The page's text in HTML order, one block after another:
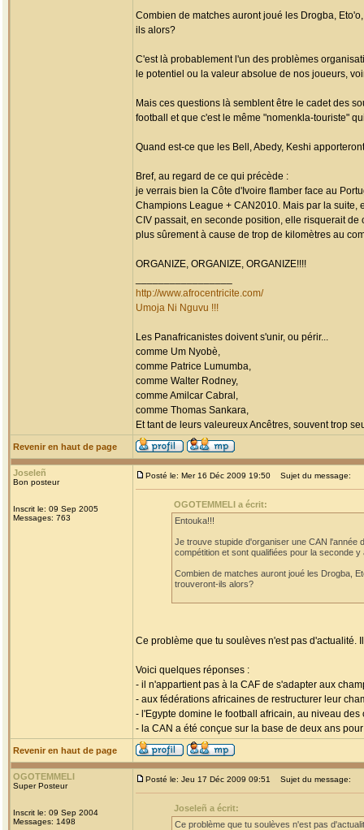
Combien de matches auront joué les Drogba,
ils alors?
C'est là probablement l'un des problèmes
le potentiel ou la valeur absolue de nos joueurs,
Mais ces questions là semblent être le cadet des
football et que c'est le même "nomenkla-touriste"
Quand est-ce que les Bell, Abedy, Keshi
Bref, au regard de ce qui précède :
je verrais bien la Côte d'Ivoire flamber face au
Champions League + CAN2010. Mais par la suite,
CIV passait, en seconde position, elle risquerait
plus sûrement à cause de trop de kilomètres au
ORGANIZE, ORGANIZE, ORGANIZE!!!!
http://www.afrocentricite.com/
Umoja Ni Nguvu !!!
Les Panafricanistes doivent s'unir, ou périr...
comme Um Nyobè,
comme Patrice Lumumba,
comme Walter Rodney,
comme Amilcar Cabral,
comme Thomas Sankara,
Et tant de leurs valeureux Ancêtres, souvent trop
Revenir en haut de page
Joseleñ
Bon posteur
Inscrit le: 09 Sep 2005
Messages: 763
Posté le: Mer 16 Déc 2009 19:50 Sujet du message:
OGOTEMMELI a écrit:
Entouka!!!
Je trouve stupide d'organiser une CAN l'année
compétition et sont qualifiées pour la seconde
Combien de matches auront joué les Drogba,
trouveront-ils alors?
Ce problème que tu soulèves n'est pas d'actualité.
Voici quelques réponses :
- il n'appartient pas à la CAF de s'adapter aux
- aux fédérations africaines de restructurer leur
- l'Egypte domine le football africain, au niveau
- la CAN a été conçue sur la base de deux ans
Revenir en haut de page
OGOTEMMELI
Super Posteur
Inscrit le: 09 Sep 2004
Messages: 1498
Posté le: Jeu 17 Déc 2009 09:51 Sujet du message:
Joseleñ a écrit:
Ce problème que tu soulèves n'est pas